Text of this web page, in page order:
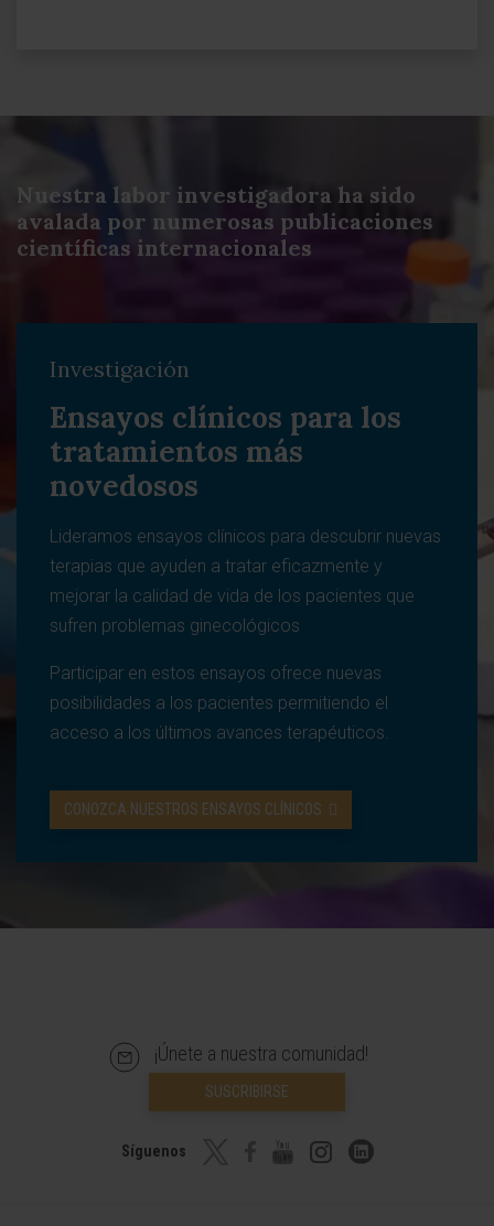
Nuestra labor investigadora ha sido
avalada por numerosas publicaciones
científicas internacionales
Investigación
Ensayos clínicos para los
tratamientos más
novedosos
Lideramos ensayos clínicos para descubrir nuevas
terapias que ayuden a tratar eficazmente y
mejorar la calidad de vida de los pacientes que
sufren problemas ginecológicos
Participar en estos ensayos ofrece nuevas
posibilidades a los pacientes permitiendo el
acceso a los últimos avances terapéuticos.
CONOZCA NUESTROS ENSAYOS CLÍNICOS
¡Únete a nuestra comunidad!
SUSCRIBIRSE
Síguenos